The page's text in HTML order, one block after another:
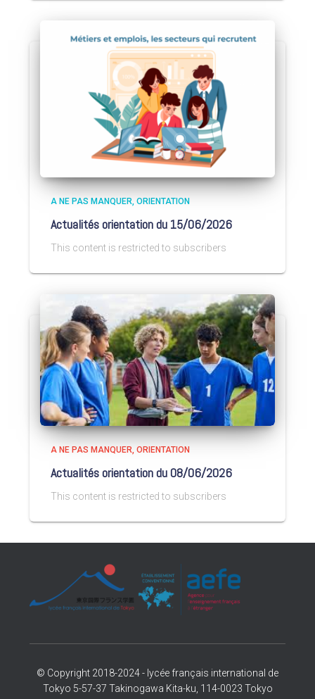
A NE PAS MANQUER ORIENTATION
Actualités orientation du 15/06/2026
This content is restricted to subscribers
A NE PAS MANQUER ORIENTATION
Actualités orientation du 08/06/2026
This content is restricted to subscribers
© Copyright 2018-2024 - lycée français international de
Tokyo 5-57-37 Takinogawa Kita-ku, 114-0023 Tokyo